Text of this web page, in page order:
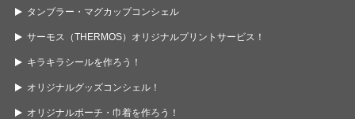
タンブラー・マグカップコンシェル
サーモス（THERMOS）オリジナルプリントサービス！
キラキラシールを作ろう！
オリジナルグッズコンシェル！
オリジナルポーチ・巾着を作ろう！